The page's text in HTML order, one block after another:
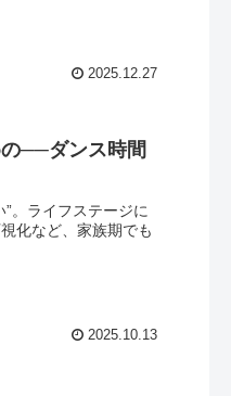
2025.12.27
の──ダンス時間
。ライフステージに
化など、家族期でも
2025.10.13